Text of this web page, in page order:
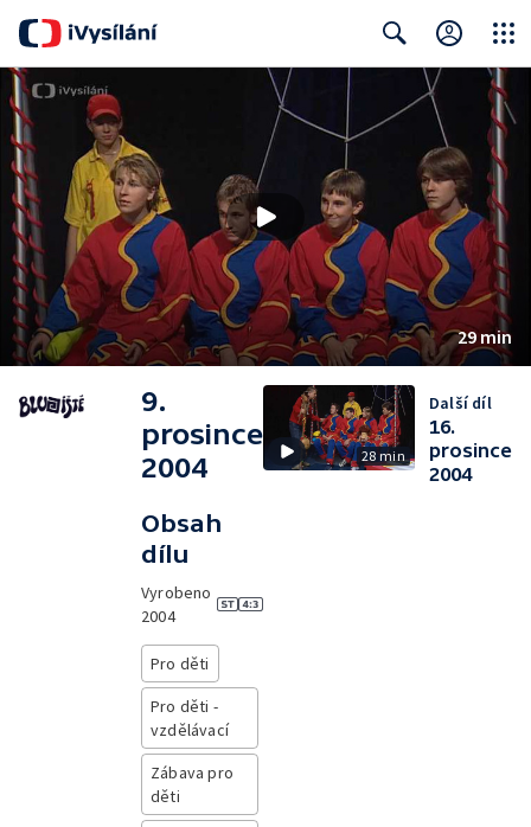
Close
29 min
9.
prosince
2004
Obsah
dílu
Vyrobeno
2004
Pro děti
Pro děti -
vzdělávací
Zábava pro
děti
28 min
Další díl
16.
prosince
2004